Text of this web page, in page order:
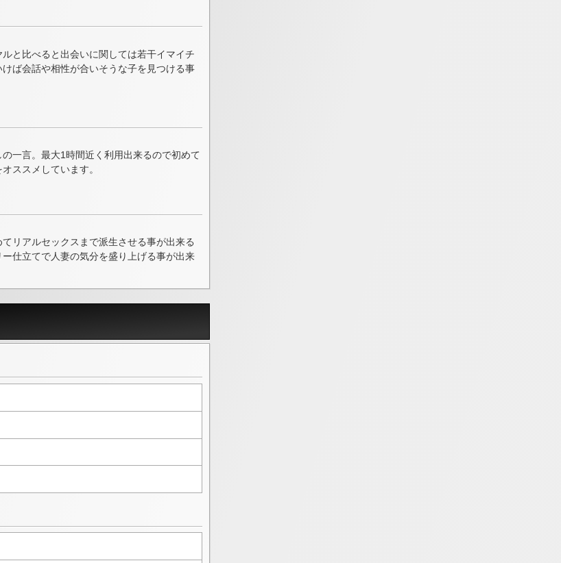
と比べると出会いに関しては若干イマイチ
ば会話や相性が合いそうな子を見つける事
一言。最大1時間近く利用出来るので初めて
ススメしています。
リアルセックスまで派生させる事が出来る
仕立てで人妻の気分を盛り上げる事が出来